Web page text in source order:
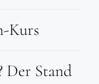
Kurs
Der Stand